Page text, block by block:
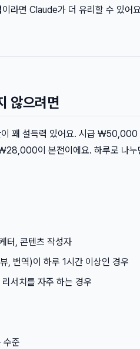
이라면 Claude가 더 유리할 수 있어
않으려면
이 꽤 설득력 있어요. 시급 ₩50,000
이 본전이에요. 하루로 나누
터, 콘텐츠 작성자
, 번역)이 하루 1시간 이상인 경우
서치를 자주 하는 경우
수준